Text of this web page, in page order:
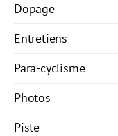
Dopage
Entretiens
Para-cyclisme
Photos
Piste